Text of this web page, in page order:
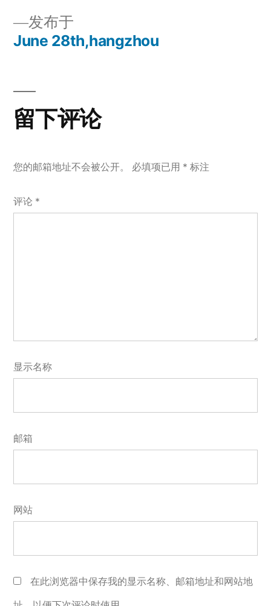
文
导
航
发布于
June 28th,hangzhou
留下评论
您的邮箱地址不会被公开。 必填项已用 * 标注
评论 *
显示名称
邮箱
网站
在此浏览器中保存我的显示名称、邮箱地址和网站地